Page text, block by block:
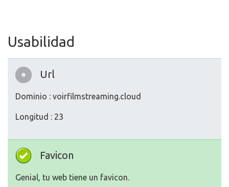
Usabilidad
Url
Dominio : voirfilmstreaming.cloud
Longitud : 23
Favicon
Genial, tu web tiene un favicon.